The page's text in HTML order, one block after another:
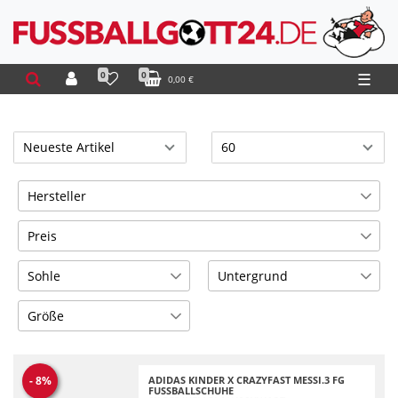
0 0 0,00 € ☰
Hersteller
Adidas
9
Preis
€ €
Übernehmen
Sohle
FG
2
Untergrund
Größe
38 = UK 5
-8%
ADIDAS KINDER X CRAZYFAST MESSI.3 FG
FUSSBALLSCHUHE S